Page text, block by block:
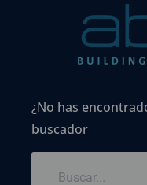
¿No has
buscador